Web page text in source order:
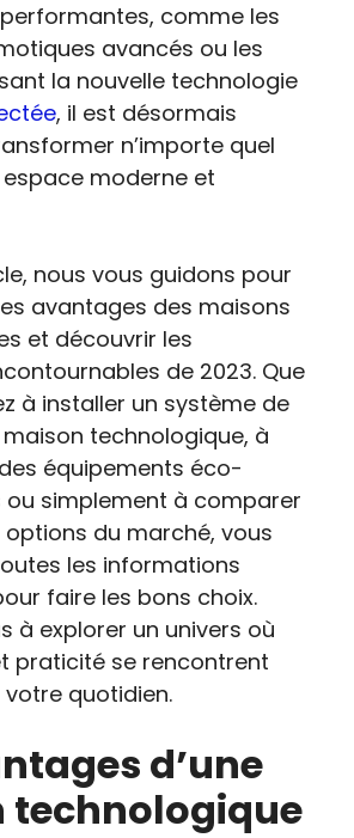
comme les
avancés ou les
la nouvelle technologie
, il est désormais
n’importe quel
moderne et
nous vous guidons pour
avantages des maisons
et découvrir les
de 2023. Que
à installer un système de
technologique, à
équipements éco-
ou simplement à comparer
options du marché, vous
les informations
faire les bons choix.
à explorer un univers où
praticité se rencontrent
quotidien.
d’une
technologique